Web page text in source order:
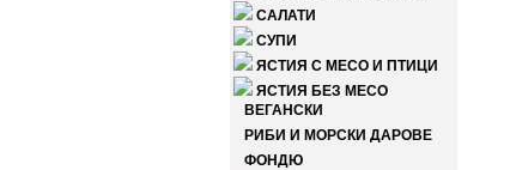
САЛАТИ
СУПИ
ЯСТИЯ С МЕСО И ПТИЦИ
ЯСТИЯ БЕЗ МЕСО
ВЕГАНСКИ
РИБИ И МОРСКИ ДАРОВЕ
ФОНДЮ